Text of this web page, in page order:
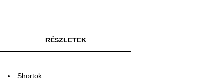
RÉSZLETEK
Shortok